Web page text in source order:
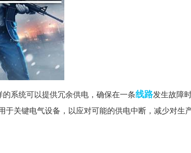
系统可以提供冗余供电，确保在一条线路发生故障
关键电气设备，以应对可能的供电中断，减少对生